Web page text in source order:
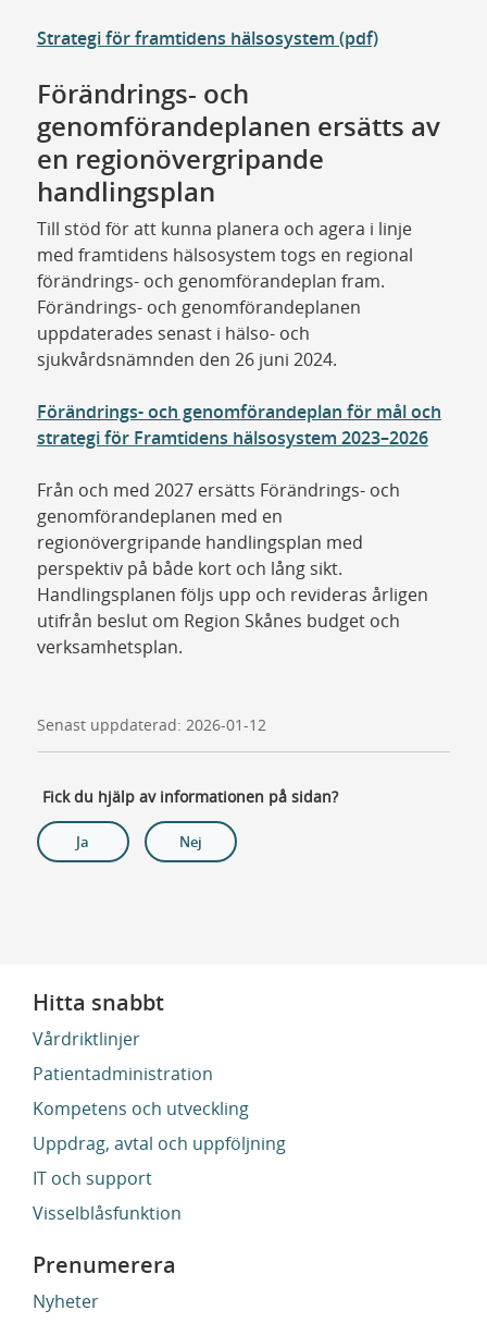
Strategi för framtidens hälsosystem (pdf)
Förändrings- och
genomförandeplanen ersätts av
en regionövergripande
handlingsplan
Till stöd för att kunna planera och agera i linje
med framtidens hälsosystem togs en regional
förändrings- och genomförandeplan fram.
Förändrings- och genomförandeplanen
uppdaterades senast i hälso- och
sjukvårdsnämnden den 26 juni 2024.
Förändrings- och genomförandeplan för mål och
strategi för Framtidens hälsosystem 2023–2026
Från och med 2027 ersätts Förändrings- och
genomförandeplanen med en
regionövergripande handlingsplan med
perspektiv på både kort och lång sikt.
Handlingsplanen följs upp och revideras årligen
utifrån beslut om Region Skånes budget och
verksamhetsplan.
Senast uppdaterad: 2026-01-12
Fick du hjälp av informationen på sidan?
Ja Nej
Hitta snabbt
Vårdriktlinjer
Patientadministration
Kompetens och utveckling
Uppdrag, avtal och uppföljning
IT och support
Visselblåsfunktion
Prenumerera
Nyheter